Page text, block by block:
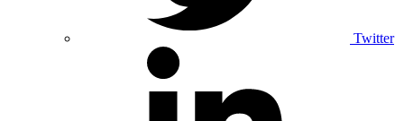
Twitter